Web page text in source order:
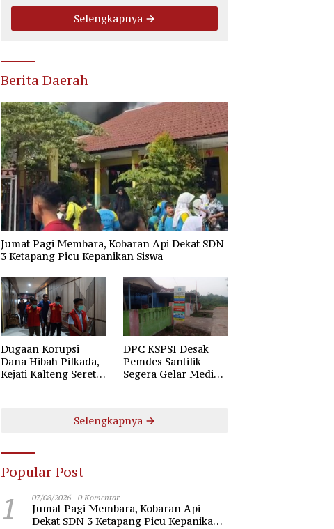
PT WMGK
Selengkapnya
Berita Daerah
Jumat Pagi Membara, Kobaran Api Dekat SDN
3 Ketapang Picu Kepanikan Siswa
Dugaan Korupsi
Dana Hibah Pilkada,
Kejati Kalteng Seret
DPC KSPSI Desak
Pemdes Santilik
Segera Gelar Mediasi
Selengkapnya
Popular Post
1 07/08/2026 0 Komentar
Jumat Pagi Membara, Kobaran Api
Dekat SDN 3 Ketapang Picu Kepanikan